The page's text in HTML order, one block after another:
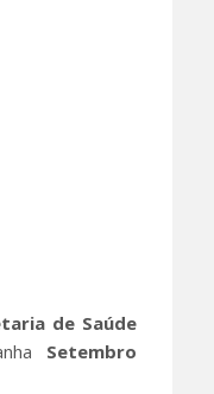
de Saúde
Setembro